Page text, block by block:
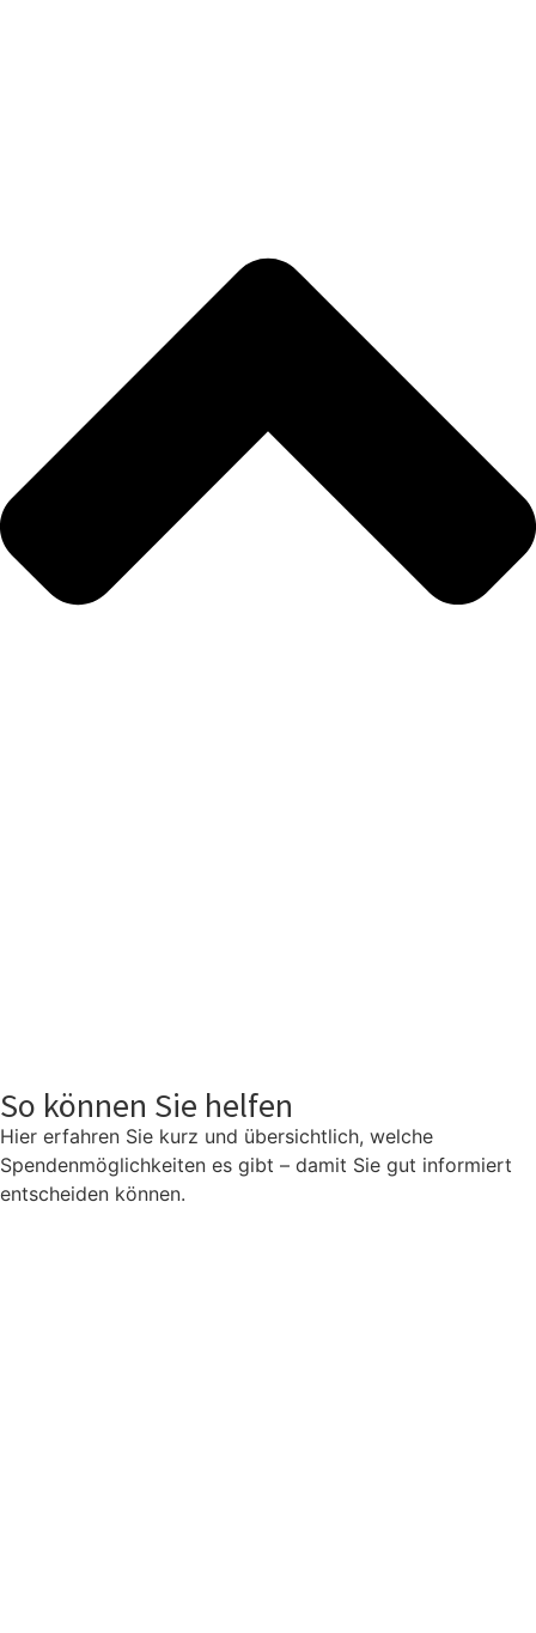
So können Sie helfen
Hier erfahren Sie kurz und übersichtlich, welche
Spendenmöglichkeiten es gibt – damit Sie gut informiert
entscheiden können.